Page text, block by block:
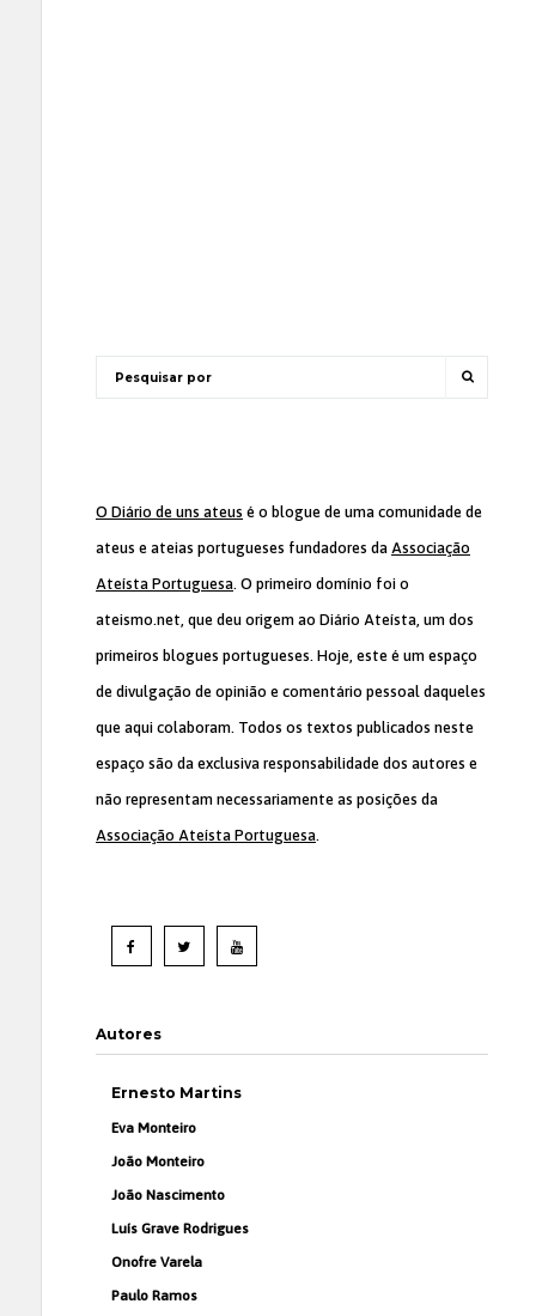
O Diário de uns ateus é o blogue de uma comunidade de
ateus e ateias portugueses fundadores da Associação
Ateísta Portuguesa. O primeiro domínio foi o
ateismo.net, que deu origem ao Diário Ateísta, um dos
primeiros blogues portugueses. Hoje, este é um espaço
de divulgação de opinião e comentário pessoal daqueles
que aqui colaboram. Todos os textos publicados neste
espaço são da exclusiva responsabilidade dos autores e
não representam necessariamente as posições da
Associação Ateísta Portuguesa.
Autores
Ernesto Martins
Eva Monteiro
João Monteiro
João Nascimento
Luís Grave Rodrigues
Onofre Varela
Paulo Ramos